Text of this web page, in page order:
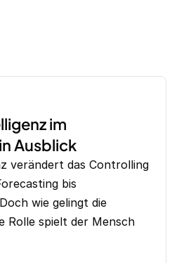
im
Ausblick
verändert das Controlling
bis
wie gelingt die
Rolle spielt der Mensch